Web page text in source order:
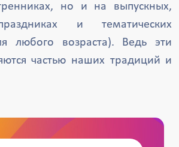
но и на выпускных,
и тематических
любого возраста). Ведь эти
частью наших традиций и